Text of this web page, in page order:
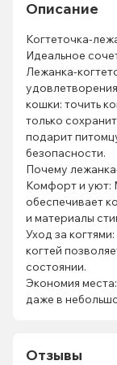
Описание
Когтеточка-
Идеальное
Лежанка-
кошки: точить
только
подарит
безопасности.
Почему
Комфорт и уют:
обеспечивает
и материалы
Уход за
когтей
состоянии.
Экономия
даже в
Отзывы